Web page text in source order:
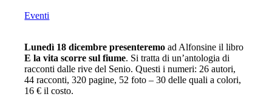
Eventi
Lunedì 18 dicembre presenteremo ad Alfonsine il libro
E la vita scorre sul fiume. Si tratta di un’antologia di
racconti dalle rive del Senio. Questi i numeri: 26 autori,
44 racconti, 320 pagine, 52 foto – 30 delle quali a colori,
16 € il costo.